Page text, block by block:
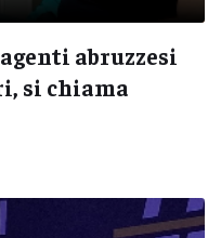
abruzzesi
si chiama